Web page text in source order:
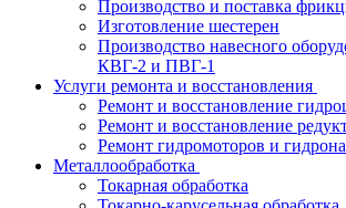
Производство и поставка
Изготовление шестерен
Производство навесного
КВГ-2 и ПВГ-1
Услуги ремонта и восстановления
Ремонт и восстановление
Ремонт и восстановление
Ремонт гидромоторов и
Металлообработка
Токарная обработка